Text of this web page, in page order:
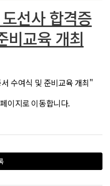
선사 합격증
비교육 개최
수여식 및 준비교육 개최"
이지로 이동합니다.